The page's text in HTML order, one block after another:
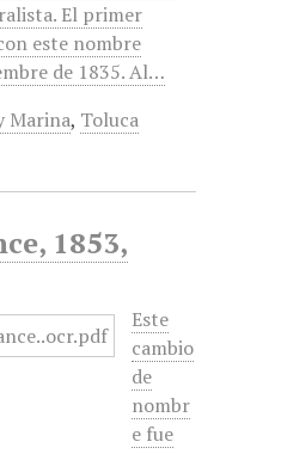
El primer
este nombre
de 1835. Al…
Marina, Toluca
1853,
Este
cambio
de
nombr
e fue